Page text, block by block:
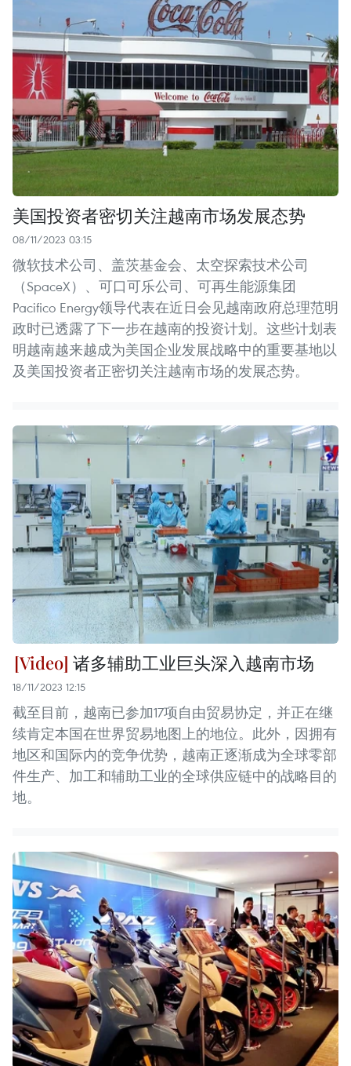
美国投资者密切关注越南市场发展态势
08/11/2023 03:15
微软技术公司、盖茨基金会、太空探索技术公司
（SpaceX）、可口可乐公司、可再生能源集团
Pacifico Energy领导代表在近日会见越南政府总理范明
政时已透露了下一步在越南的投资计划。这些计划表
明越南越来越成为美国企业发展战略中的重要基地以
及美国投资者正密切关注越南市场的发展态势。
诸多辅助工业巨头深入越南市场
18/11/2023 12:15
截至目前，越南已参加17项自由贸易协定，并正在继
续肯定本国在世界贸易地图上的地位。此外，因拥有
地区和国际内的竞争优势，越南正逐渐成为全球零部
件生产、加工和辅助工业的全球供应链中的战略目的
地。